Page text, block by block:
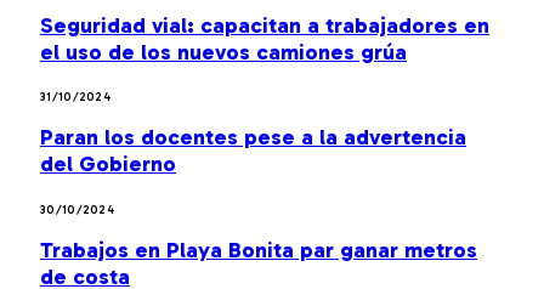
Seguridad vial: capacitan a trabajadores en
el uso de los nuevos camiones grúa
31/10/2024
Paran los docentes pese a la advertencia
del Gobierno
30/10/2024
Trabajos en Playa Bonita par ganar metros
de costa